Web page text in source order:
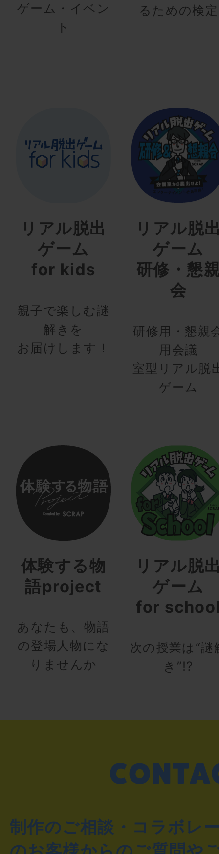
ゲーム・イベン
ト
るための検定
リアル脱出
ゲーム
for kids
親子で楽しむ謎
解きを
お届けします！
リアル脱
ゲーム
研修・懇
会
研修用・懇親
用会議
室型リアル脱
ゲーム
体験する物
語project
あなたも、物語
の登場人物にな
りませんか
リアル脱
ゲーム
for
次の授業は“謎
き”!?
制作のご相談・コラボレ